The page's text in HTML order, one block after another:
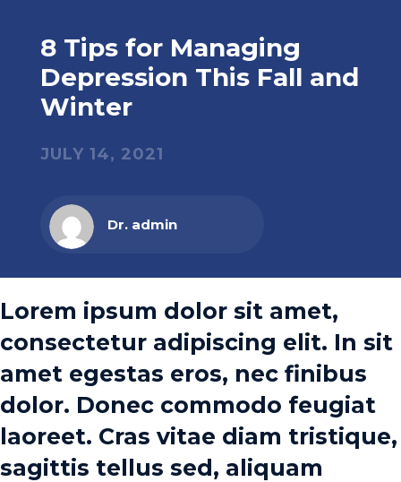
8 Tips for Managing
Depression This Fall and
Winter
JULY 14, 2021
Dr. admin
Lorem ipsum dolor sit amet,
consectetur adipiscing elit. In sit
amet egestas eros, nec finibus
dolor. Donec commodo feugiat
laoreet. Cras vitae diam tristique,
sagittis tellus sed, aliquam